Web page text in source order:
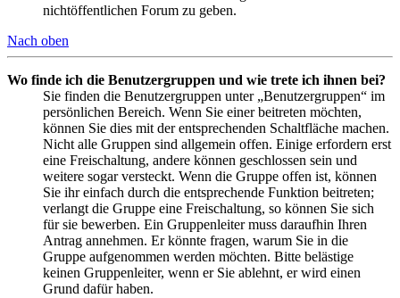
nichtöffentlichen Forum zu geben.
Nach oben
Wo finde ich die Benutzergruppen und wie trete ich ihnen bei?
Sie finden die Benutzergruppen unter „Benutzergruppen“ im
persönlichen Bereich. Wenn Sie einer beitreten möchten,
können Sie dies mit der entsprechenden Schaltfläche machen.
Nicht alle Gruppen sind allgemein offen. Einige erfordern erst
eine Freischaltung, andere können geschlossen sein und
weitere sogar versteckt. Wenn die Gruppe offen ist, können
Sie ihr einfach durch die entsprechende Funktion beitreten;
verlangt die Gruppe eine Freischaltung, so können Sie sich
für sie bewerben. Ein Gruppenleiter muss daraufhin Ihren
Antrag annehmen. Er könnte fragen, warum Sie in die
Gruppe aufgenommen werden möchten. Bitte belästige
keinen Gruppenleiter, wenn er Sie ablehnt, er wird einen
Grund dafür haben.